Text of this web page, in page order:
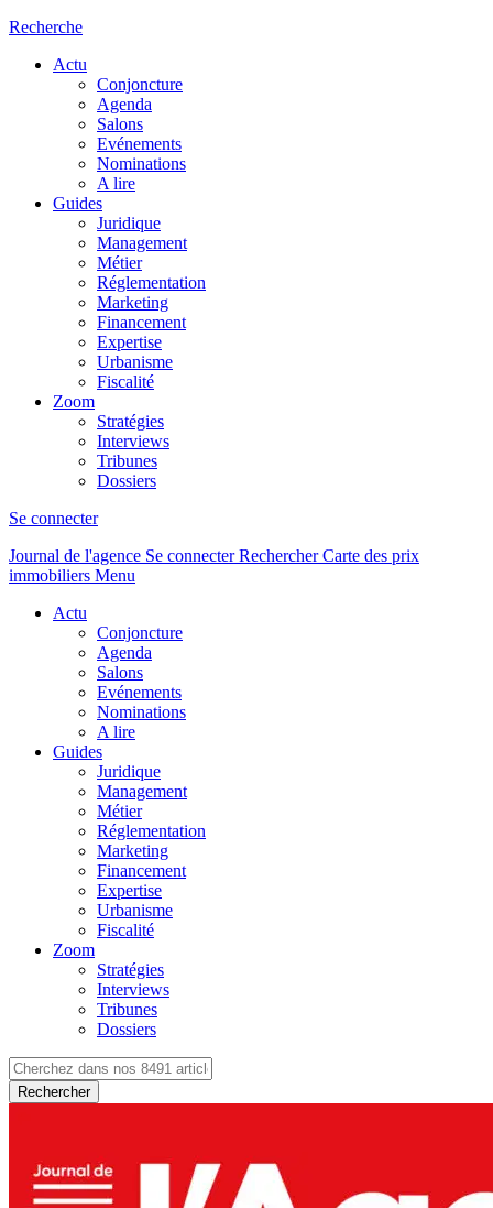
Recherche
Actu
Conjoncture
Agenda
Salons
Evénements
Nominations
A lire
Guides
Juridique
Management
Métier
Réglementation
Marketing
Financement
Expertise
Urbanisme
Fiscalité
Zoom
Stratégies
Interviews
Tribunes
Dossiers
Se connecter
Journal de l'agence Se connecterRechercher Carte des prix
immobiliers Menu
Actu
Conjoncture
Agenda
Salons
Evénements
Nominations
A lire
Guides
Juridique
Management
Métier
Réglementation
Marketing
Financement
Expertise
Urbanisme
Fiscalité
Zoom
Stratégies
Interviews
Tribunes
Dossiers
Rechercher